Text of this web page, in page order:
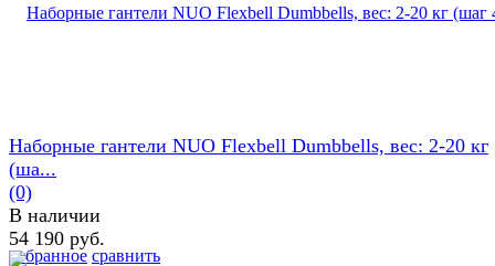
избранное сравнить
Наборные гантели NUO Flexbell Dumbbells, вес: 2-20 кг
(ша...
(0)
В наличии
54 190 руб.